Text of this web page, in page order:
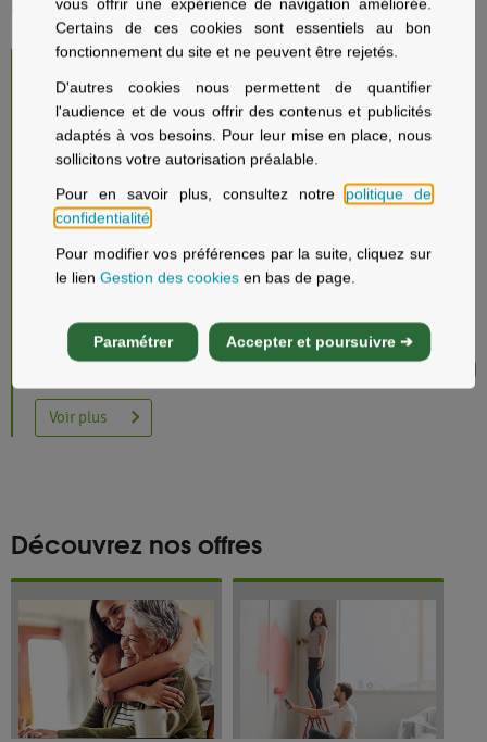
vous offrir une expérience de navigation améliorée.
Certains de ces cookies sont essentiels au bon
fonctionnement du site et ne peuvent être rejetés.
D'autres cookies nous permettent de quantifier
l'audience et de vous offrir des contenus et publicités
adaptés à vos besoins. Pour leur mise en place, nous
sollicitons votre autorisation préalable.
Pour en savoir plus, consultez notre politique de
confidentialité
Pour modifier vos préférences par la suite, cliquez sur
le lienGestion des cookies en bas de page.
Paramétrer Accepter et poursuivre ➔
La Mutualité française Auvergne-Rhône-Alpes propose des
rencontres santé en ligne, gratuites et ouvertes aux adhérents
rencontres s’articulent autour de trois axes : la santé
environnement, la nutrition et la santé mentale et le bien-être.
Voir plus
Découvrez nos offres